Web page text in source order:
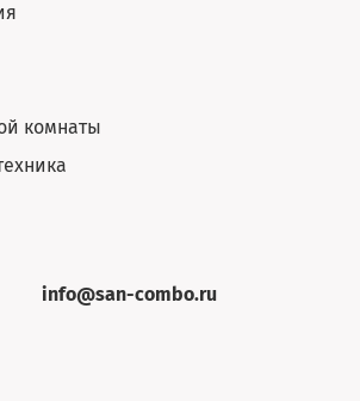
комнаты
info@san-combo.ru